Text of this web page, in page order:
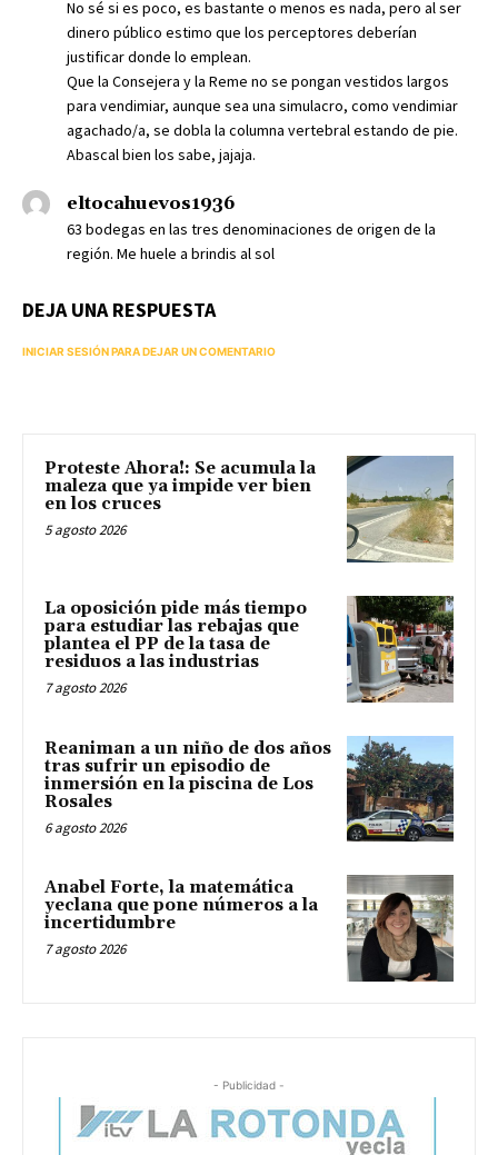
No sé si es poco, es bastante o menos es nada, pero al ser
dinero público estimo que los perceptores deberían
justificar donde lo emplean.
Que la Consejera y la Reme no se pongan vestidos largos
para vendimiar, aunque sea una simulacro, como vendimiar
agachado/a, se dobla la columna vertebral estando de pie.
Abascal bien los sabe, jajaja.
eltocahuevos1936
63 bodegas en las tres denominaciones de origen de la
región. Me huele a brindis al sol
DEJA UNA RESPUESTA
INICIAR SESIÓN PARA DEJAR UN COMENTARIO
Proteste Ahora!: Se acumula la
maleza que ya impide ver bien
en los cruces
5 agosto 2026
La oposición pide más tiempo
para estudiar las rebajas que
plantea el PP de la tasa de
residuos a las industrias
7 agosto 2026
Reaniman a un niño de dos años
tras sufrir un episodio de
inmersión en la piscina de Los
Rosales
6 agosto 2026
Anabel Forte, la matemática
yeclana que pone números a la
incertidumbre
7 agosto 2026
- Publicidad -